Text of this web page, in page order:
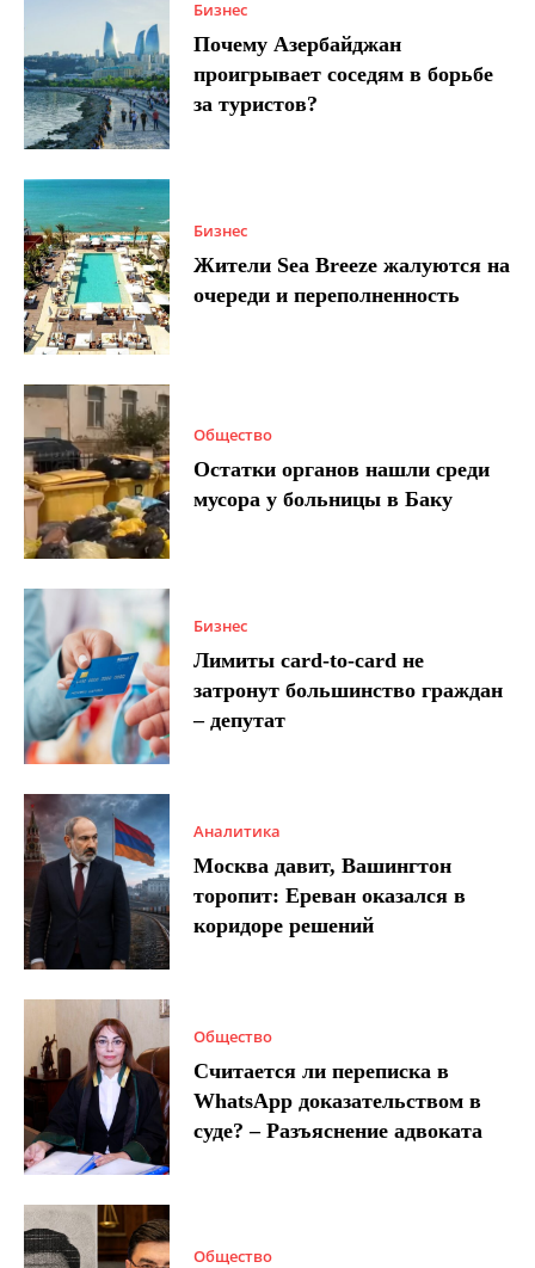
Бизнес
Почему Азербайджан
проигрывает соседям в борьбе
за туристов?
Бизнес
Жители Sea Breeze жалуются на
очереди и переполненность
Общество
Остатки органов нашли среди
мусора у больницы в Баку
Бизнес
Лимиты card-to-card не
затронут большинство граждан
– депутат
Аналитика
Москва давит, Вашингтон
торопит: Ереван оказался в
коридоре решений
Общество
Считается ли переписка в
WhatsApp доказательством в
суде? – Разъяснение адвоката
Общество